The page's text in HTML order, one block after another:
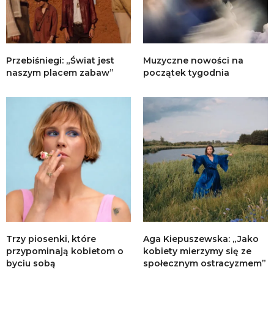
Przebiśniegi: „Świat jest
naszym placem zabaw”
Muzyczne nowości na
początek tygodnia
Trzy piosenki, które
przypominają kobietom o
byciu sobą
Aga Kiepuszewska: „Jako
kobiety mierzymy się ze
społecznym ostracyzmem”